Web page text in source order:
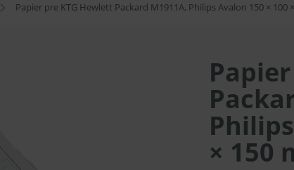
Papier pre KTG Hewlett Packard M1911A, Philips Avalon 150 × 100
× 150